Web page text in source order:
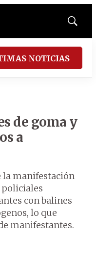
Mostrar
NOTICIAS
de goma y
a
la manifestación
policiales
con balines
lo que
manifestantes.